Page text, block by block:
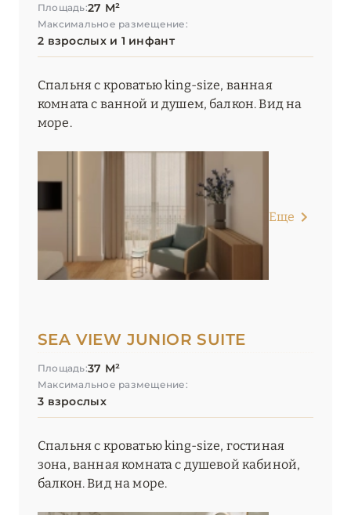
Площадь:27 М²
Максимальное размещение:
2 взрослых и 1 инфант
Спальня с кроватью king-size, ванная
комната с ванной и душем, балкон. Вид на
море.
Еще
SEA VIEW JUNIOR SUITE
Площадь:37 М²
Максимальное размещение:
3 взрослых
Спальня с кроватью king-size, гостиная
зона, ванная комната с душевой кабиной,
балкон. Вид на море.